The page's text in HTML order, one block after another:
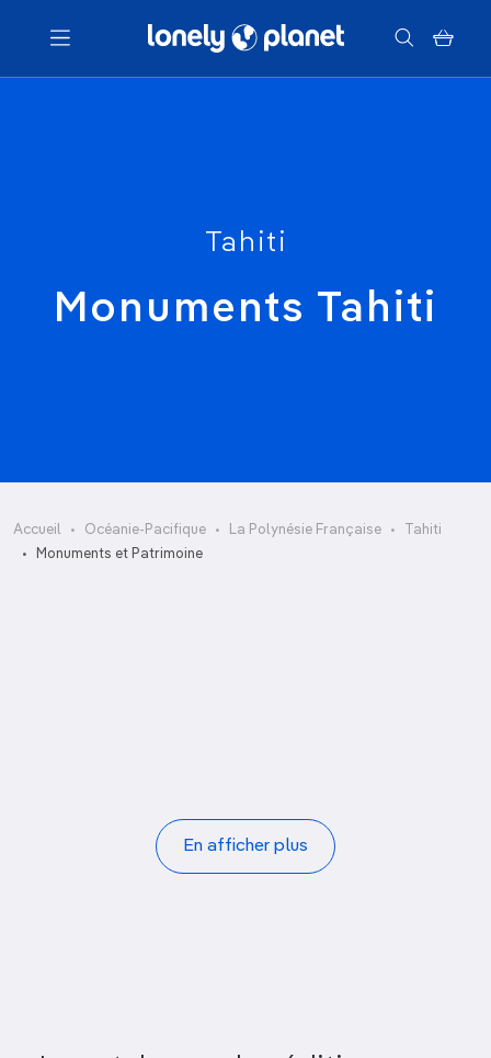
Menu
Tahiti
Monuments Tahiti
Accueil Océanie-Pacifique La Polynésie Française
Tahiti
Monuments et Patrimoine
Cathédrale de l’Immaculée-Conception
En afficher plus